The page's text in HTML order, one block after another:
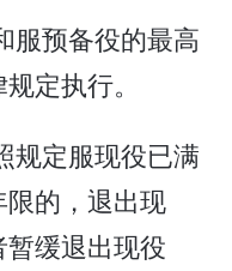
服预备役的最高
定执行。
规定服现役已满
的，退出现
缓退出现役